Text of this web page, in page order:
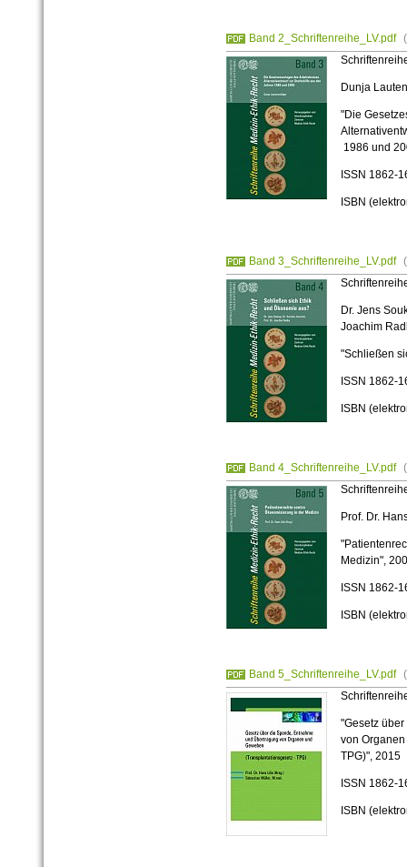
Band 2_Schriftenreihe_LV.pdf
Dunja
"Die
1986 und
ISSN 1862-
ISBN
Band 3_Schriftenreihe_LV.pdf
Dr. Jens
Joachim
"Schließen
ISSN 1862-
ISBN
Band 4_Schriftenreihe_LV.pdf
Prof. Dr.
Medizin",
ISSN 1862-
ISBN
Band 5_Schriftenreihe_LV.pdf
"Gesetz
von
TPG)", 2015
ISSN 1862-
ISBN